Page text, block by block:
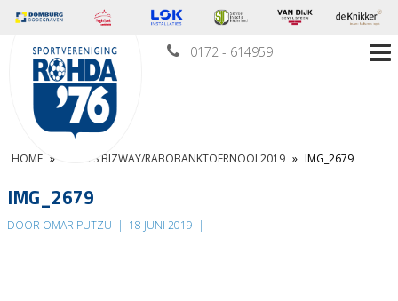
0172 - 614959
HOME » FOTO’S BIZWAY/RABOBANKTOERNOOI 2019 » IMG_2679
IMG_2679
DOOR OMAR PUTZU | 18 JUNI 2019 |